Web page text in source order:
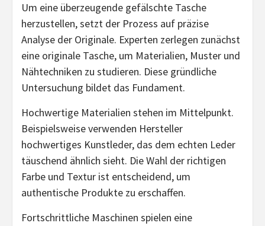
Um eine überzeugende gefälschte Tasche
herzustellen, setzt der Prozess auf präzise
Analyse der Originale. Experten zerlegen zunächst
eine originale Tasche, um Materialien, Muster und
Nähtechniken zu studieren. Diese gründliche
Untersuchung bildet das Fundament.
Hochwertige Materialien stehen im Mittelpunkt.
Beispielsweise verwenden Hersteller
hochwertiges Kunstleder, das dem echten Leder
täuschend ähnlich sieht. Die Wahl der richtigen
Farbe und Textur ist entscheidend, um
authentische Produkte zu erschaffen.
Fortschrittliche Maschinen spielen eine